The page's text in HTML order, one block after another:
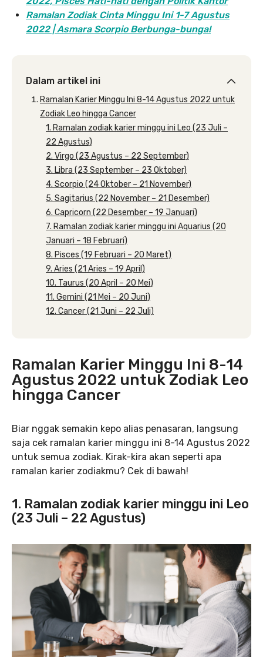
Ramalan Zodiak Cinta Minggu Ini 1-7 Agustus
2022 | Asmara Scorpio Berbunga-bunga!
Dalam artikel ini
Ramalan Karier Minggu Ini 8-14 Agustus 2022 untuk
Zodiak Leo hingga Cancer
1. Ramalan zodiak karier minggu ini Leo (23 Juli –
22 Agustus)
2. Virgo (23 Agustus – 22 September)
3. Libra (23 September – 23 Oktober)
4. Scorpio (24 Oktober – 21 November)
5. Sagitarius (22 November – 21 Desember)
6. Capricorn (22 Desember – 19 Januari)
7. Ramalan zodiak karier minggu ini Aquarius (20
Januari – 18 Februari)
8. Pisces (19 Februari – 20 Maret)
9. Aries (21 Aries – 19 April)
10. Taurus (20 April – 20 Mei)
11. Gemini (21 Mei – 20 Juni)
12. Cancer (21 Juni – 22 Juli)
Ramalan Karier Minggu Ini 8-14
Agustus 2022 untuk Zodiak Leo
hingga Cancer
Biar nggak semakin kepo alias penasaran, langsung
saja cek ramalan karier minggu ini 8-14 Agustus 2022
untuk semua zodiak. Kirak-kira akan seperti apa
ramalan karier zodiakmu? Cek di bawah!
1. Ramalan zodiak karier minggu ini Leo
(23 Juli – 22 Agustus)